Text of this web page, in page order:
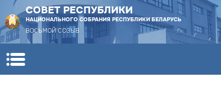
СОВЕТ РЕСПУБЛИКИ
НАЦИОНАЛЬНОГО СОБРАНИЯ РЕСПУБЛИКИ БЕЛАРУСЬ
ВОСЬМОЙ СОЗЫВ